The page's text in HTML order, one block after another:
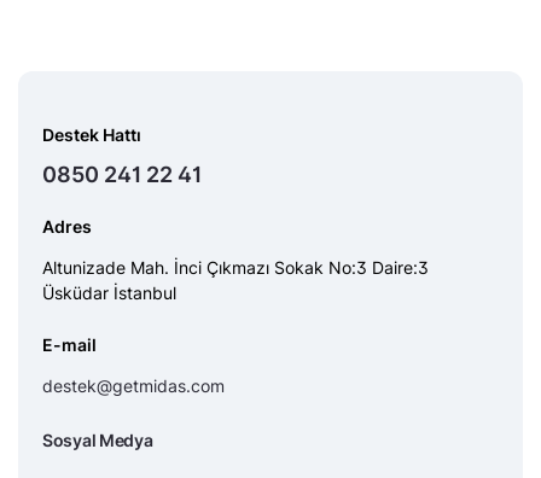
Destek Hattı
0850 241 22 41
Adres
Altunizade Mah. İnci Çıkmazı Sokak No:3 Daire:3
Üsküdar İstanbul
E-mail
destek@getmidas.com
Sosyal Medya